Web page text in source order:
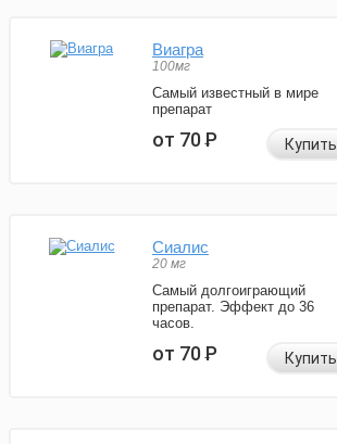
Виагра
100мг
Самый известный в мире
препарат
от 70Р Купить
Сиалис
20 мг
Самый долгоиграющий
препарат. Эффект до 36
часов.
от 70Р Купить